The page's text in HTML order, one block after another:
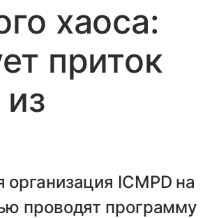
хаоса:
приток
ICMPD на
проводят программу